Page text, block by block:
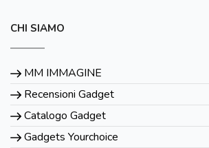
CHI SIAMO
MM IMMAGINE
Recensioni Gadget
Catalogo Gadget
Gadgets Yourchoice